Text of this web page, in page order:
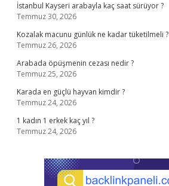
İstanbul Kayseri arabayla kaç saat sürüyor ?
Temmuz 30, 2026
Kozalak macunu günlük ne kadar tüketilmeli ?
Temmuz 26, 2026
Arabada öpüşmenin cezası nedir ?
Temmuz 25, 2026
Karada en güçlü hayvan kimdir ?
Temmuz 24, 2026
1 kadın 1 erkek kaç yıl ?
Temmuz 24, 2026